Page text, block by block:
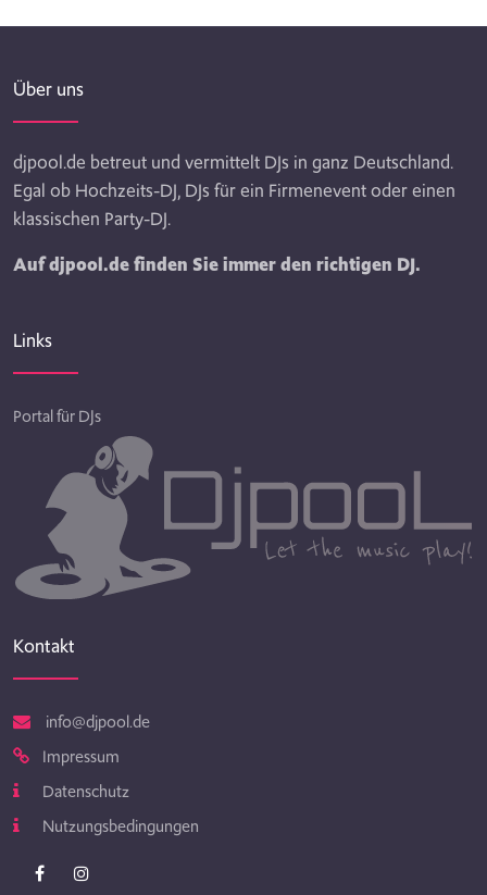
Über uns
djpool.de betreut und vermittelt DJs in ganz Deutschland.
Egal ob Hochzeits-DJ, DJs für ein Firmenevent oder einen
klassischen Party-DJ.
Auf djpool.de finden Sie immer den richtigen DJ.
Links
Portal für DJs
Kontakt
info@djpool.de
Impressum
Datenschutz
Nutzungsbedingungen